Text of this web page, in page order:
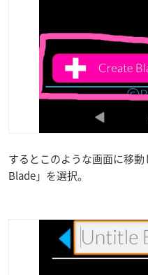
するとこのような画面に移
Blade」を選択。